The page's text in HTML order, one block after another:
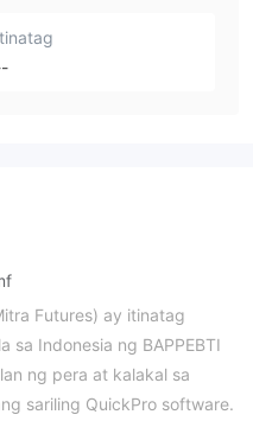
Futures) ay itinatag
sa Indonesia ng BAPPEBTI
ng pera at kalakal sa
sariling QuickPro software.